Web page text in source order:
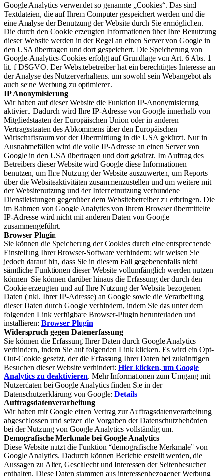
Google Analytics verwendet so genannte „Cookies“. Das sind
Textdateien, die auf Ihrem Computer gespeichert werden und die
eine Analyse der Benutzung der Website durch Sie ermöglichen.
Die durch den Cookie erzeugten Informationen über Ihre Benutzung
dieser Website werden in der Regel an einen Server von Google in
den USA übertragen und dort gespeichert. Die Speicherung von
Google-Analytics-Cookies erfolgt auf Grundlage von Art. 6 Abs. 1
lit. f DSGVO. Der Websitebetreiber hat ein berechtigtes Interesse an
der Analyse des Nutzerverhaltens, um sowohl sein Webangebot als
auch seine Werbung zu optimieren.
IP Anonymisierung
Wir haben auf dieser Website die Funktion IP-Anonymisierung
aktiviert. Dadurch wird Ihre IP-Adresse von Google innerhalb von
Mitgliedstaaten der Europäischen Union oder in anderen
Vertragsstaaten des Abkommens über den Europäischen
Wirtschaftsraum vor der Übermittlung in die USA gekürzt. Nur in
Ausnahmefällen wird die volle IP-Adresse an einen Server von
Google in den USA übertragen und dort gekürzt. Im Auftrag des
Betreibers dieser Website wird Google diese Informationen
benutzen, um Ihre Nutzung der Website auszuwerten, um Reports
über die Websiteaktivitäten zusammenzustellen und um weitere mit
der Websitenutzung und der Internetnutzung verbundene
Dienstleistungen gegenüber dem Websitebetreiber zu erbringen. Die
im Rahmen von Google Analytics von Ihrem Browser übermittelte
IP-Adresse wird nicht mit anderen Daten von Google
zusammengeführt.
Browser Plugin
Sie können die Speicherung der Cookies durch eine entsprechende
Einstellung Ihrer Browser-Software verhindern; wir weisen Sie
jedoch darauf hin, dass Sie in diesem Fall gegebenenfalls nicht
sämtliche Funktionen dieser Website vollumfänglich werden nutzen
können. Sie können darüber hinaus die Erfassung der durch den
Cookie erzeugten und auf Ihre Nutzung der Website bezogenen
Daten (inkl. Ihrer IP-Adresse) an Google sowie die Verarbeitung
dieser Daten durch Google verhindern, indem Sie das unter dem
folgenden Link verfügbare Browser-Plugin herunterladen und
installieren: Browser Plugin
Widerspruch gegen Datenerfassung
Sie können die Erfassung Ihrer Daten durch Google Analytics
verhindern, indem Sie auf folgenden Link klicken. Es wird ein Opt-
Out-Cookie gesetzt, der die Erfassung Ihrer Daten bei zukünftigen
Besuchen dieser Website verhindert: Hier klicken, um Google
Analytics zu deaktivieren. Mehr Informationen zum Umgang mit
Nutzerdaten bei Google Analytics finden Sie in der
Datenschutzerklärung von Google: Details
Auftragsdatenverarbeitung
Wir haben mit Google einen Vertrag zur Auftragsdatenverarbeitung
abgeschlossen und setzen die Vorgaben der Datenschutzbehörden
bei der Nutzung von Google Analytics vollständig um.
Demografische Merkmale bei Google Analytics
Diese Website nutzt die Funktion “demografische Merkmale” von
Google Analytics. Dadurch können Berichte erstellt werden, die
Aussagen zu Alter, Geschlecht und Interessen der Seitenbesucher
enthalten. Diese Daten stammen aus interessenbezogener Werbung